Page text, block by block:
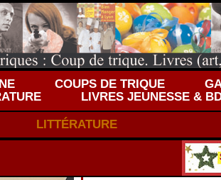
COUPS DE TRIQUE
LIVRES JEUNESSE &
LITTÉRATURE